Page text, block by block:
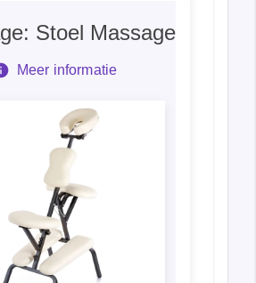
Stoel Massage
Meer informatie